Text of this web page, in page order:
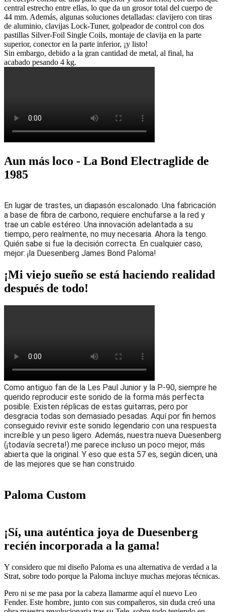
central estrecho entre ellas, lo que da un grosor total del cuerpo de
44 mm. Además, algunas soluciones detalladas: clavijero con tiras
de aluminio, clavijas Lock-Tuner, golpeador de control con dos
pastillas Silver-Foil Single Coils, montaje de clavija en la parte
superior, conector en la parte inferior, ¡y listo!
Sin embargo, debido a la gran cantidad de metal, al final, ha
acabado pesando 4 kg.
Aun más loco - La Bond Electraglide de
1985
En lugar de trastes, un diapasón escalonado. Una fabricación
a base de fibra de carbono, requiere enchufarse a la red y
trae un cable estéreo. Una innovación adelantada a su
tiempo, pero realmente, no muy necesaria. Ahora la tengo.
Quién sabe si fue la decisión correcta. En cualquier caso,
mejor: ¡la Duesenberg James Bond Paloma!
¡Mi viejo sueño se está haciendo realidad
después de todo!
Como antiguo fan de la Les Paul Junior y la P-90, siempre he
querido reproducir este sonido de la forma más perfecta
posible. Existen réplicas de estas guitarras, pero por
desgracia todas son demasiado pesadas. Aquí por fin hemos
conseguido revivir este sonido legendario con una respuesta
increíble y un peso ligero. Además, nuestra nueva Duesenberg
(¡todavía secreta!) me parece incluso un poco mejor, más
abierta que la original. Y eso que esta 57 es, según dicen, una
de las mejores que se han construido.
Paloma Custom
¡Sí, una auténtica joya de Duesenberg
recién incorporada a la gama!
Y considero que mi diseño Paloma es una alternativa de verdad a la
Strat, sobre todo porque la Paloma incluye muchas mejoras técnicas.
Pero ni se me pasa por la cabeza llamarme aquí el nuevo Leo
Fender. Este hombre, junto con sus compañeros, sin duda creó una